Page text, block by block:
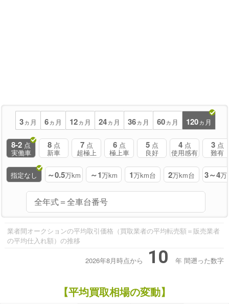
3ヵ月 6ヵ月 12ヵ月 24ヵ月 36ヵ月 60ヵ月 120ヵ月
8-2 点
実働車
8 点
新車
7 点
超極上
6 点
極上車
5 点
良好
4 点
使用感有
3 点
難有
指定なし ～0.5万km ～1万km 1万km台 2万km台 3～4万
業者間オークションの平均取引価格（買取業者の平均転売額＝販売業者
の平均仕入れ額）の推移
2026年8月時点から 10 年 間遡った数字
【平均買取相場の変動】